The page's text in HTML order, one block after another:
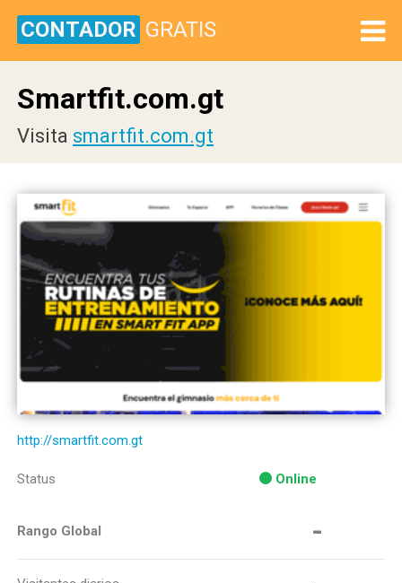
CONTADOR GRATIS
Smartfit.com.gt
Visita smartfit.com.gt
http://smartfit.com.gt
Status Online
Rango Global -